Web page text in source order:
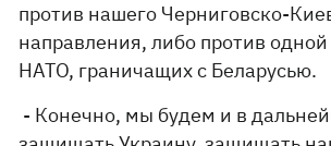
против нашего Черниговско-
направления, либо против одной
НАТО, граничащих с Беларусью.
- Конечно, мы будем и в